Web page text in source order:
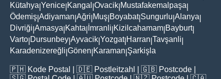
Kütahya Yenice Kangal Ovacik Mustafakemalpaşa
Ödemiş Adiyaman Ağri Muş Boyabat| Sungurlu Alanya
Divriği Amasya Kahta İmranli Kizilcahamam Bayburt|
Varto Dursunbey Ayvacik Yozgat| Harran Tavşanli
Karadenizereğli Gönen Karaman Şarkişla
🇵🇭 Kode Postal | 🇩🇪 Postleitzahl | 🇬🇧 Postcode